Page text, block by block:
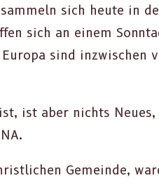
sich heute in
sich an einem
sind inzwis­chen
ist aber nichts
Gemeinde,